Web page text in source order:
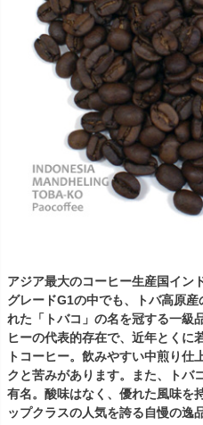
アジア最大のコーヒー生産国イン
グレードG1の中でも、トバ高原
れた「トバコ」の名を冠する一級
ヒーの代表的存在で、近年とくに
トコーヒー。飲みやすい中煎り仕
クと苦みがあります。また、トバ
有名。酸味はなく、優れた風味を
ップクラスの人気を誇る自慢の逸